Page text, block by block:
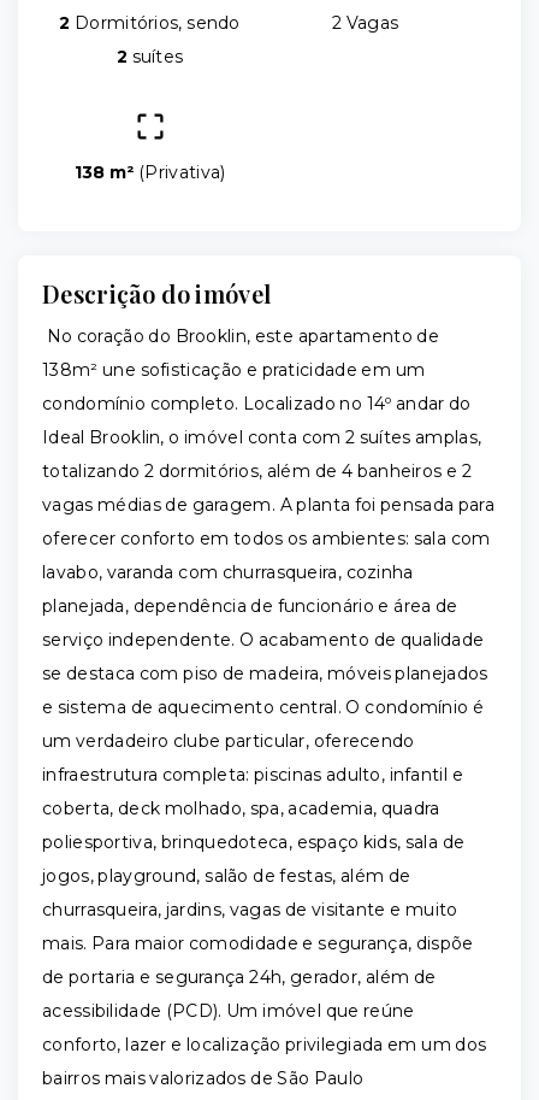
2 Dormitórios, sendo
2 suítes
2 Vagas
138 m² (Privativa)
Descrição do imóvel
No coração do Brooklin, este apartamento de
138m² une sofisticação e praticidade em um
condomínio completo. Localizado no 14º andar do
Ideal Brooklin, o imóvel conta com 2 suítes amplas,
totalizando 2 dormitórios, além de 4 banheiros e 2
vagas médias de garagem. A planta foi pensada para
oferecer conforto em todos os ambientes: sala com
lavabo, varanda com churrasqueira, cozinha
planejada, dependência de funcionário e área de
serviço independente. O acabamento de qualidade
se destaca com piso de madeira, móveis planejados
e sistema de aquecimento central. O condomínio é
um verdadeiro clube particular, oferecendo
infraestrutura completa: piscinas adulto, infantil e
coberta, deck molhado, spa, academia, quadra
poliesportiva, brinquedoteca, espaço kids, sala de
jogos, playground, salão de festas, além de
churrasqueira, jardins, vagas de visitante e muito
mais. Para maior comodidade e segurança, dispõe
de portaria e segurança 24h, gerador, além de
acessibilidade (PCD). Um imóvel que reúne
conforto, lazer e localização privilegiada em um dos
bairros mais valorizados de São Paulo